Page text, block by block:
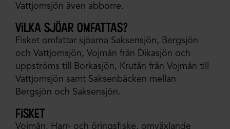
Vattjomsjön även abborre.
vilka sjöar omfattas?
Fisket omfattar sjöarna Saksensjön, Bergsjön
och Vattjomsjön, Vojmån från Dikasjön och
uppströms till Borkasjön, Krutån från Vojmån till
Vattjomsjön samt Saksenbäcken mellan
Bergsjön och Saksensjön.
fisket
Vojmån: Harr- och öringsfiske, omväxlande